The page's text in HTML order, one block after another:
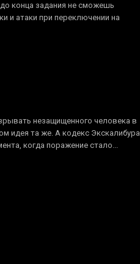
конца задания не сможешь
и атаки при переключении на
незащищенного человека в
идея та же. А кодекс Экскалибура
когда поражение стало...